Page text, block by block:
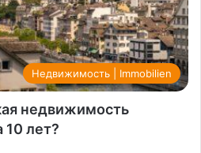
Недвижимость | Immobilien
недвижимость
10 лет?